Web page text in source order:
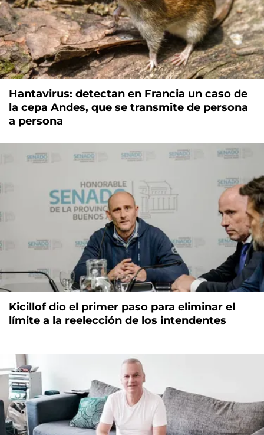
Hantavirus: detectan en Francia un caso de
la cepa Andes, que se transmite de persona
a persona
Kicillof dio el primer paso para eliminar el
límite a la reelección de los intendentes